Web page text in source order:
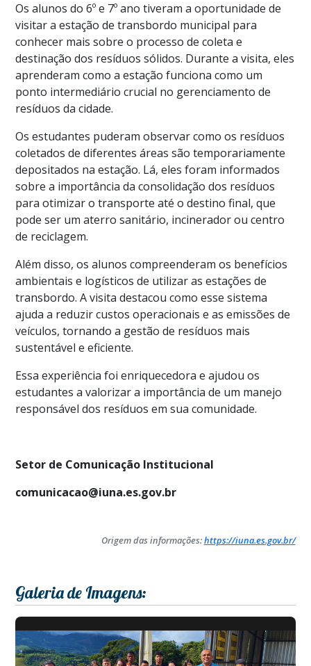
Os alunos do 6º e 7º ano tiveram a oportunidade de
visitar a estação de transbordo municipal para
conhecer mais sobre o processo de coleta e
destinação dos resíduos sólidos. Durante a visita, eles
aprenderam como a estação funciona como um
ponto intermediário crucial no gerenciamento de
resíduos da cidade.
Os estudantes puderam observar como os resíduos
coletados de diferentes áreas são temporariamente
depositados na estação. Lá, eles foram informados
sobre a importância da consolidação dos resíduos
para otimizar o transporte até o destino final, que
pode ser um aterro sanitário, incinerador ou centro
de reciclagem.
Além disso, os alunos compreenderam os benefícios
ambientais e logísticos de utilizar as estações de
transbordo. A visita destacou como esse sistema
ajuda a reduzir custos operacionais e as emissões de
veículos, tornando a gestão de resíduos mais
sustentável e eficiente.
Essa experiência foi enriquecedora e ajudou os
estudantes a valorizar a importância de um manejo
responsável dos resíduos em sua comunidade.
Setor de Comunicação Institucional
comunicacao@iuna.es.gov.br
Origem das informações:https://iuna.es.gov.br/
Galeria de Imagens: